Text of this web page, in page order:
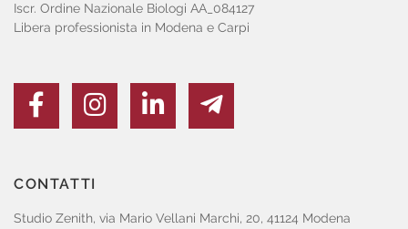
Iscr. Ordine Nazionale Biologi AA_084127
Libera professionista in Modena e Carpi
CONTATTI
Studio Zenith, via Mario Vellani Marchi, 20, 41124 Modena